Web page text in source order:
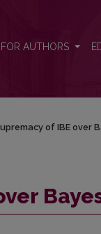
FOR AUTHORS
of IBE over